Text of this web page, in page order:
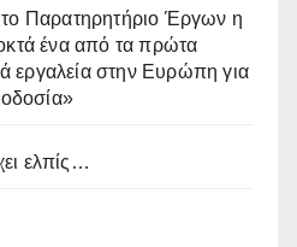
Παρατηρητήριο Έργων η
ένα από τα πρώτα
εργαλεία στην Ευρώπη για
ελπίς…